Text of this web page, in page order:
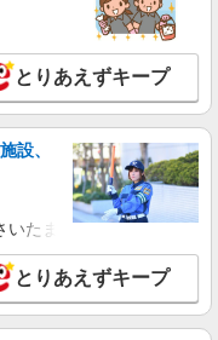
とりあえずキープ
設、
たま市岩槻区・久喜市・
とりあえずキープ